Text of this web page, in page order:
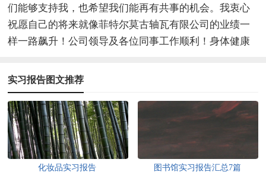
们能够支持我，也希望我们能再有共事的机会。我衷心
祝愿自己的将来就像菲特尔莫古轴瓦有限公司的业绩一
样一路飙升！公司领导及各位同事工作顺利！身体健康
实习报告图文推荐
化妆品实习报告 图书馆实习报告汇总7篇